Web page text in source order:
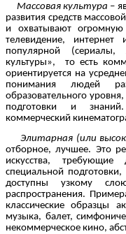
Массовая культура –
развития средств
и охватывают
телевидение,
популярной (сериалы,
культуры», то есть
ориентируется на
понимания людей
образовательного
подготовки и
коммерческий
Элитарная (или
отборное, лучшее. Это
искусства,
специальной
доступны узкому
распространения.
классические образцы
музыка, балет,
некоммерческое кино,